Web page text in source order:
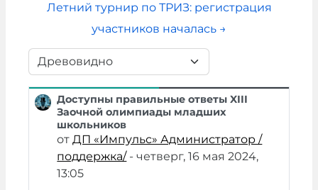
Летний турнир по ТРИЗ: регистрация
участников началась →
Режим отображения
Доступны правильные ответы XIII
Заочной олимпиады младших
школьников
отДП «Импульс» Администратор /
поддержка/-четверг, 16 мая 2024,
13:05
Количество ответов: 0